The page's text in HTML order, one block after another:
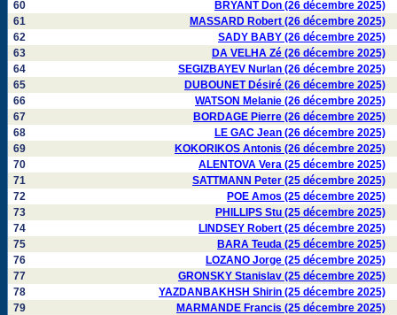
60
BRYANT Don (26 décembre 2025)
61
MASSARD Robert (26 décembre 2025)
62
SADY BABY (26 décembre 2025)
63
DA VELHA Zé (26 décembre 2025)
64
SEGIZBAYEV Nurlan (26 décembre 2025)
65
DUBOUNET Désiré (26 décembre 2025)
66
WATSON Melanie (26 décembre 2025)
67
BORDAGE Pierre (26 décembre 2025)
68
LE GAC Jean (26 décembre 2025)
69
KOKORIKOS Antonis (26 décembre 2025)
70
ALENTOVA Vera (25 décembre 2025)
71
SATTMANN Peter (25 décembre 2025)
72
POE Amos (25 décembre 2025)
73
PHILLIPS Stu (25 décembre 2025)
74
LINDSEY Robert (25 décembre 2025)
75
BARA Teuda (25 décembre 2025)
76
LOZANO Jorge (25 décembre 2025)
77
GRONSKY Stanislav (25 décembre 2025)
78
YAZDANBAKHSH Shirin (25 décembre 2025)
79
MARMANDE Francis (25 décembre 2025)